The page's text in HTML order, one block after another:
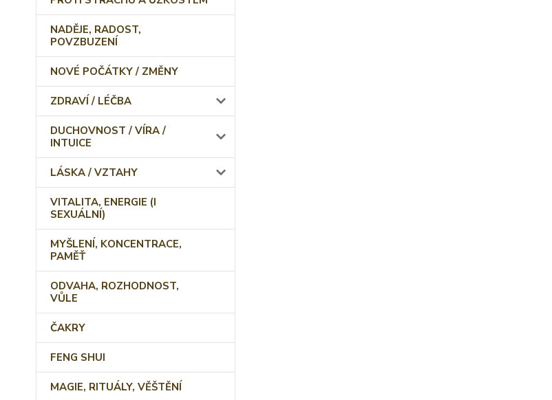
NADĚJE, RADOST,
POVZBUZENÍ
NOVÉ POČÁTKY / ZMĚNY
ZDRAVÍ / LÉČBA
DUCHOVNOST / VÍRA /
INTUICE
LÁSKA / VZTAHY
VITALITA, ENERGIE (I
SEXUÁLNÍ)
MYŠLENÍ, KONCENTRACE,
PAMĚŤ
ODVAHA, ROZHODNOST,
VŮLE
ČAKRY
FENG SHUI
MAGIE, RITUÁLY, VĚŠTĚNÍ